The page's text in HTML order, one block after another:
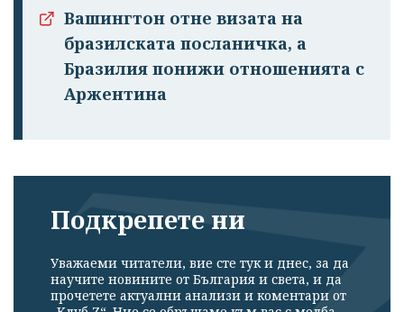
Вашингтон отне визата на
бразилската посланичка, а
Бразилия понижи отношенията с
Аржентина
Подкрепете ни
Уважаеми читатели, вие сте тук и днес, за да
научите новините от България и света, и да
прочетете актуални анализи и коментари от